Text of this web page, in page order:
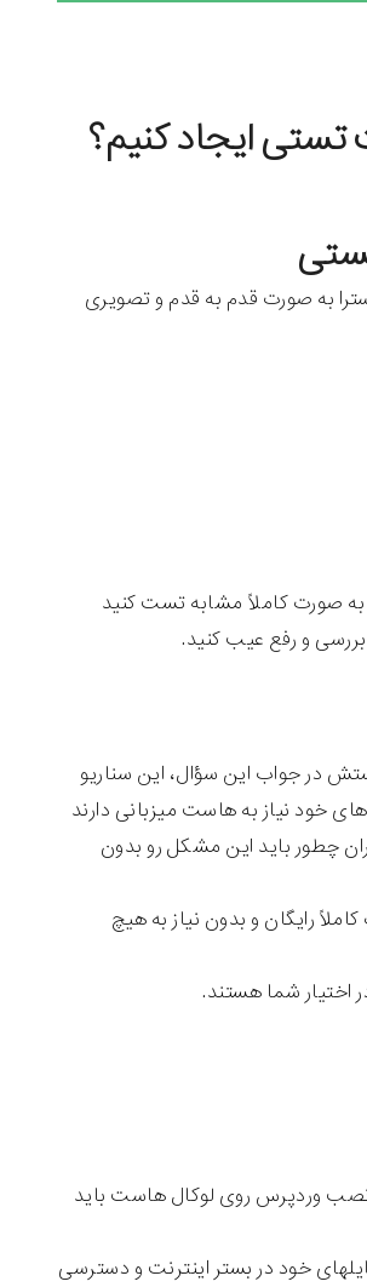
ایجاد کنیم؟
به صورت قدم به قدم و تصویری
به صورت کاملاً مشابه تست کنید
در جواب این سؤال، این سناریو
خود نیاز به هاست میزبانی دارند
چطور باید این مشکل رو بدون
رایگان و بدون نیاز به هیچ
اختیار شما هستند.
نصب وردپرس روی لوکال هاست باید
خود در بستر اینترنت و دسترسی